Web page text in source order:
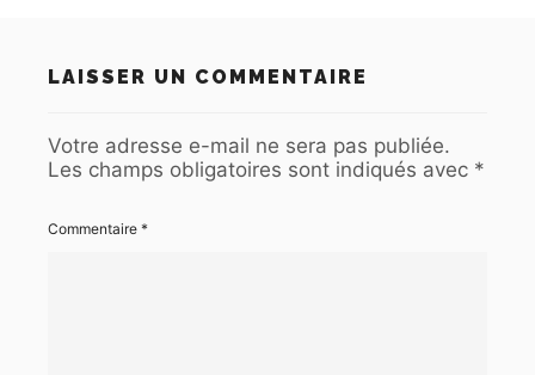
LAISSER UN COMMENTAIRE
Votre adresse e-mail ne sera pas publiée.
Les champs obligatoires sont indiqués avec *
Commentaire *